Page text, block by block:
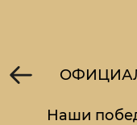
Наши